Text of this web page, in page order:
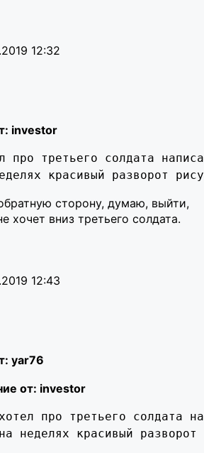
12:32
investor
про третьего солдата
красивый разворот
сторону, думаю, выйти,
хочет вниз третьего солдата.
12:43
yar76
от: investor
про третьего солдата
неделях красивый разворот